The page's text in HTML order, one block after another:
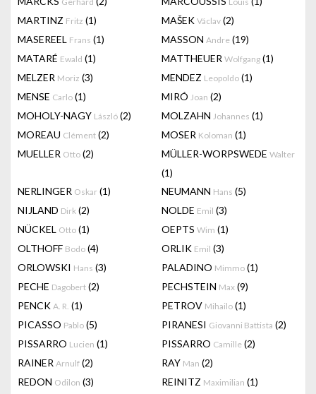
MARTINZ Fritz (1) MAŠEK Václav (2)
MASEREEL Frans (1) MASSON Andre (19)
MATARÉ Ewald (1) MATTHEUER Wolfgang (1)
MELZER Moriz (3) MENDEZ Leopoldo (1)
MENSE Carlo (1) MIRÓ Joan (2)
MOHOLY-NAGY László (2) MOLZAHN Johannes (1)
MOREAU Clément (2) MOSER Koloman (1)
MUELLER Otto (2) MÜLLER-WORPSWEDE Walter
(1)
NERLINGER Oskar (1) NEUMANN Hans (5)
NIJLAND Dirk (2) NOLDE Emil (3)
NÜCKEL Otto (1) OEPTS Wim (1)
OLTHOFF Bodo (4) ORLIK Emil (3)
ORLOWSKI Hans (3) PALADINO Mimmo (1)
PECHE Dagobert (2) PECHSTEIN Max (9)
PENCK A. R. (1) PETROV Mihailo (1)
PICASSO Pablo (5) PIRANESI Giovanni Battista (2)
PISSARRO Lucien (1) PISSARRO Camille (2)
RAINER Arnulf (2) RAY Man (2)
REDON Odilon (3) REINITZ Maximilian (1)